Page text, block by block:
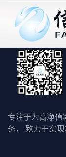
专注于为高净值
务， 致力于实现